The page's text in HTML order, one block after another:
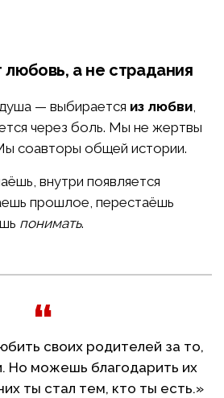
а не страдания
— выбирается из любви,
через боль. Мы не жертвы
соавторы общей истории.
внутри появляется
прошлое, перестаёшь
понимать.
своих родителей за то,
Но можешь благодарить их
ты стал тем, кто ты есть.»